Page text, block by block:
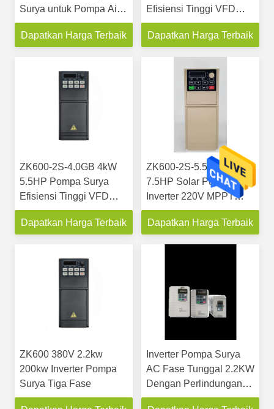
Surya untuk Pompa Air
220V VFD Pengontrol
Frekuensi dengan
Dapatkan Harga Terbaik
Efisiensi Tinggi VFD
Inverter 220V Sistem
Kontrol MPPT Fase
Dapatkan Harga Terbaik
ZK600-2S-4.0GB 4kW
5.5HP Pompa Surya
Efisiensi Tinggi VFD
Inverter 220V Sistem
Kontrol MPPT Fase
Dapatkan Harga Terbaik
ZK600-2S-5.5GB 5.5kW
7.5HP Solar Pump
Inverter 220V MPPT
Variable Frequency
Drive untuk irigasi
Dapatkan Harga Terbaik
ZK600 380V 2.2kw
200kw Inverter Pompa
Surya Tiga Fase
Inverter Pompa Surya
AC Fase Tunggal 2.2KW
Dengan Perlindungan
Overload